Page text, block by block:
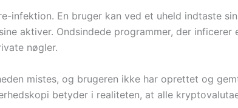
En bruger kan ved et uheld indtaste
aktiver. Ondsindede programmer, der inficerer
nøgler.
mistes, og brugeren ikke har oprettet og
betyder i realiteten, at alle